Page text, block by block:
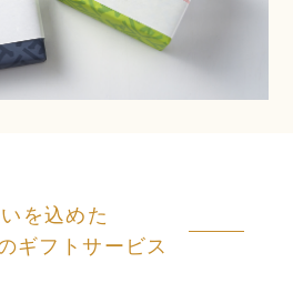
を込めた
ギフトサービス